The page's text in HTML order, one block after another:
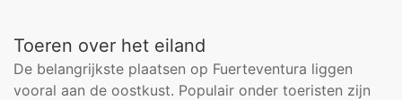
Toeren over het eiland
De belangrijkste plaatsen op Fuerteventura liggen
vooral aan de oostkust. Populair onder toeristen zijn